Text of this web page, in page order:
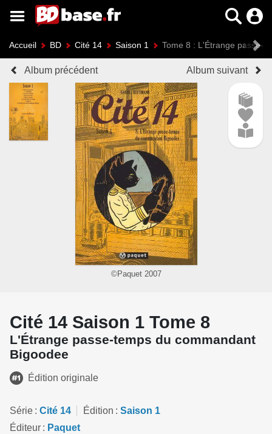
Accueil BD Cité 14 Saison 1 Tome 8 : L'Étrange passe-
Album précédent Album suivant
©Paquet 2007
Cité 14 Saison 1 Tome 8
L'Étrange passe-temps du commandant
Bigoodee
Édition originale
Série Cité 14 Édition
Saison 1
Éditeur
Paquet